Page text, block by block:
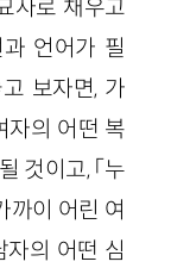
사로 채우고
언어가 필
보자면, 가
자의 어떤 복
것이고, 「누
까이 어린 여
의 어떤 심